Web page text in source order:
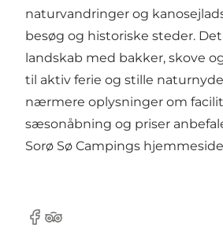
naturvandringer og
besøg og historiske steder.
landskab med bakker, skove
til aktiv ferie og stille
nærmere oplysninger om
sæsonåbning og priser
Sorø Sø Campings hjemmeside
Facebook
Tripadvisor